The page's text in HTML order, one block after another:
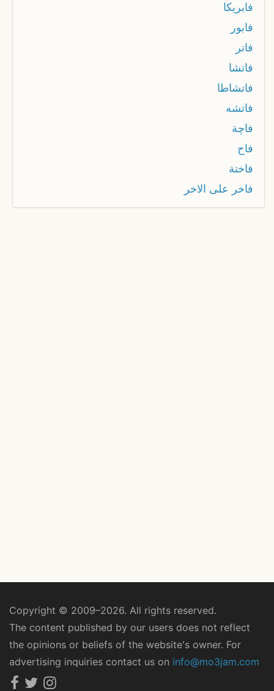
فابريكا
فابور
فاتر
فاتشا
فاتشاطا
فاتشه
فاچة
فاح
فاختة
فاخر على الاخر
Copyright © 2009–2026. All rights reserved.
The content published by our users does not reflect
the opinions or beliefs of the website's owner. For
advertising inquiries contact us on info@mo3jam.com